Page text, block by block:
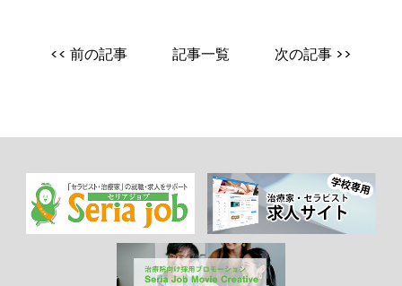
<< 前の記事 記事一覧 次の記事 >>